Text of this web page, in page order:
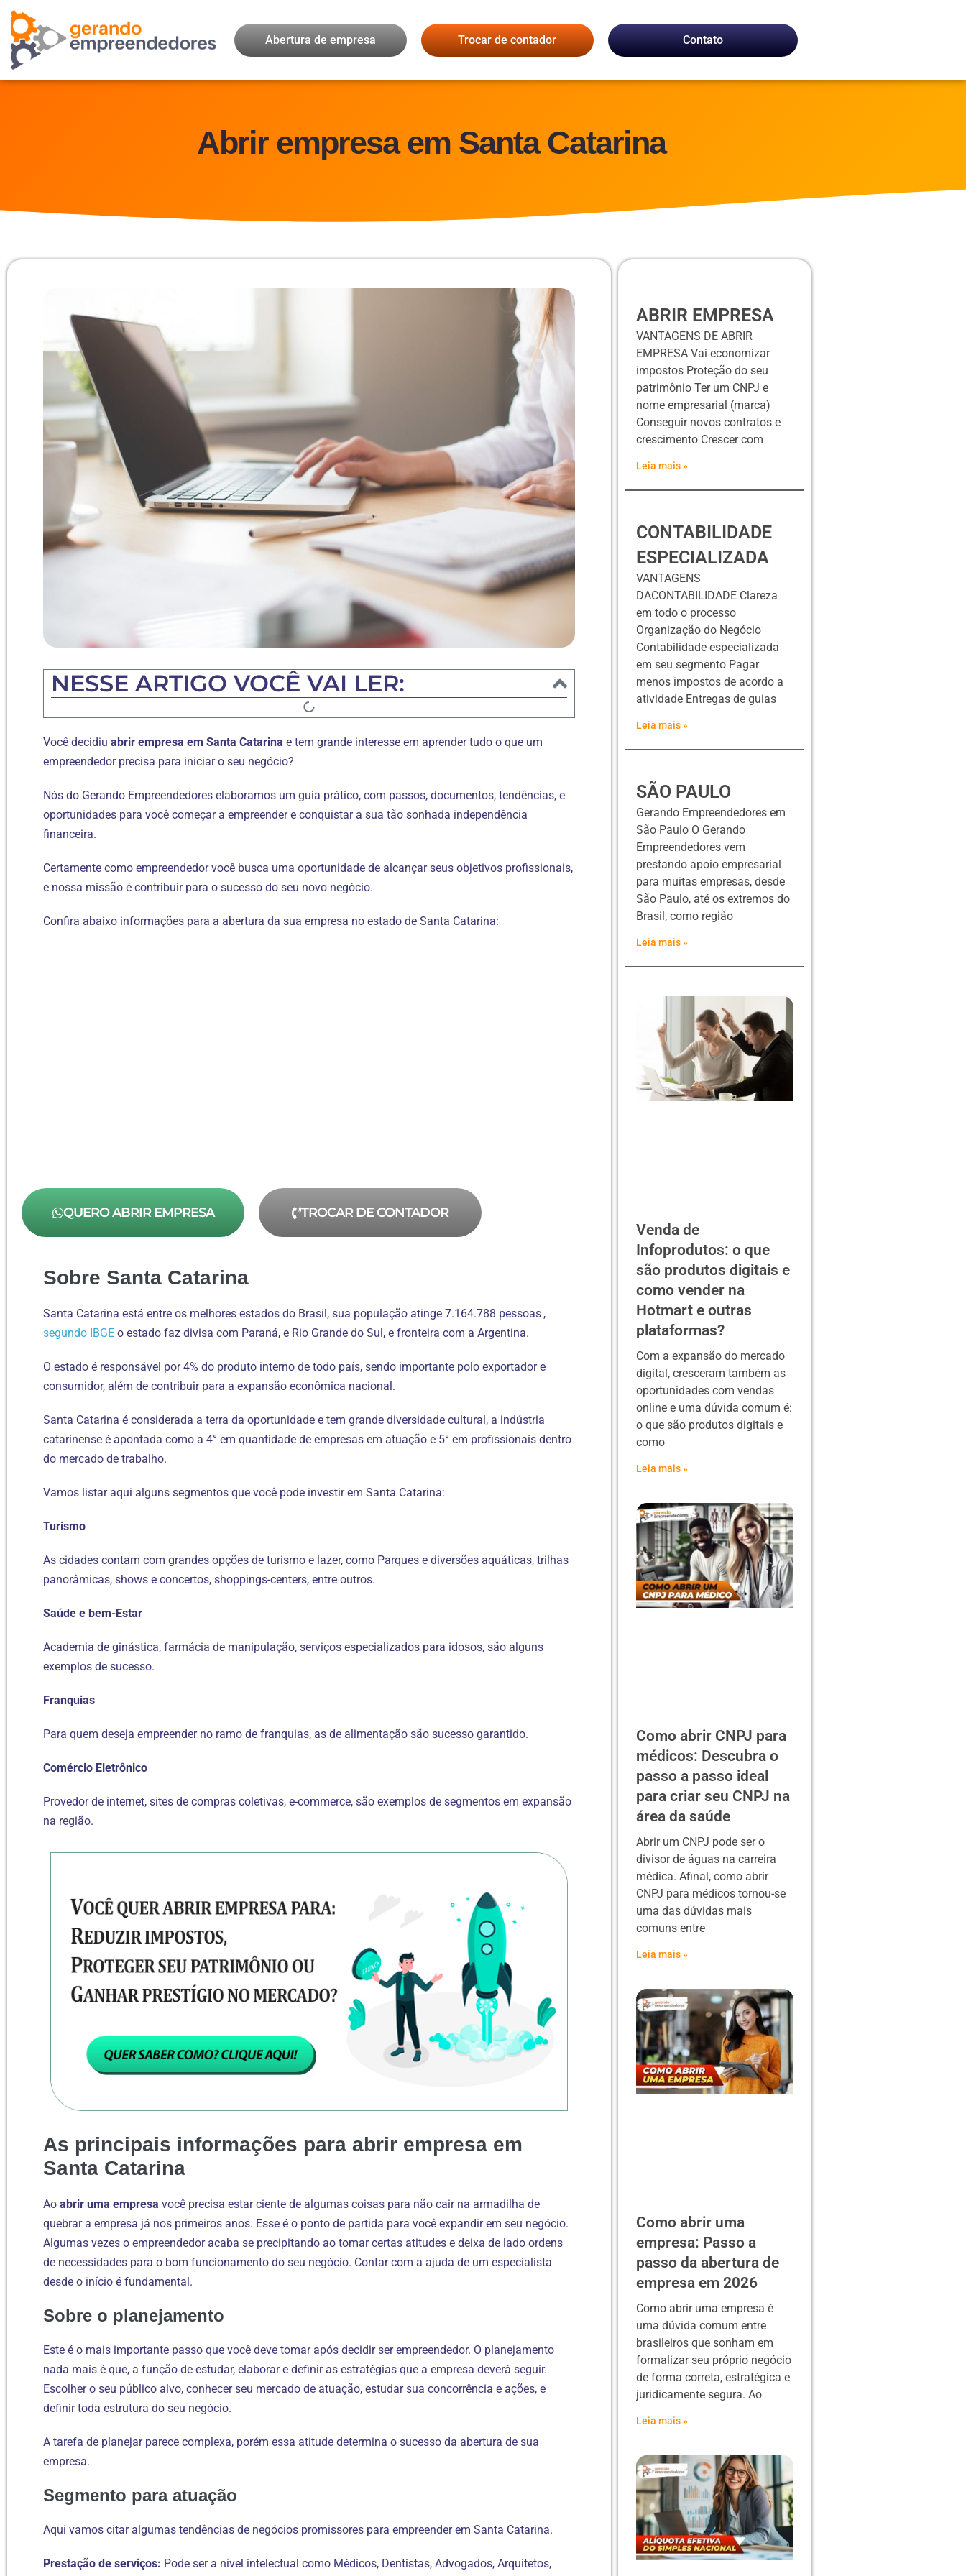
Abertura de empresa Trocar de contador Contato
Abrir empresa em Santa Catarina
NESSE ARTIGO VOCÊ VAI LER:
Você decidiu abrir empresa em Santa Catarina e tem grande interesse em aprender tudo o que um
empreendedor precisa para iniciar o seu negócio?
Nós do Gerando Empreendedores elaboramos um guia prático, com passos, documentos, tendências, e
oportunidades para você começar a empreender e conquistar a sua tão sonhada independência
financeira.
Certamente como empreendedor você busca uma oportunidade de alcançar seus objetivos profissionais,
e nossa missão é contribuir para o sucesso do seu novo negócio.
Confira abaixo informações para a abertura da sua empresa no estado de Santa Catarina:
QUERO ABRIR EMPRESA TROCAR DE CONTADOR
Sobre Santa Catarina
Santa Catarina está entre os melhores estados do Brasil, sua população atinge 7.164.788 pessoas ,
segundo IBGE o estado faz divisa com Paraná, e Rio Grande do Sul, e fronteira com a Argentina.
O estado é responsável por 4% do produto interno de todo país, sendo importante polo exportador e
consumidor, além de contribuir para a expansão econômica nacional.
Santa Catarina é considerada a terra da oportunidade e tem grande diversidade cultural, a indústria
catarinense é apontada como a 4° em quantidade de empresas em atuação e 5° em profissionais dentro
do mercado de trabalho.
Vamos listar aqui alguns segmentos que você pode investir em Santa Catarina:
Turismo
As cidades contam com grandes opções de turismo e lazer, como Parques e diversões aquáticas, trilhas
panorâmicas, shows e concertos, shoppings-centers, entre outros.
Saúde e bem-Estar
Academia de ginástica, farmácia de manipulação, serviços especializados para idosos, são alguns
exemplos de sucesso.
Franquias
Para quem deseja empreender no ramo de franquias, as de alimentação são sucesso garantido.
Comércio Eletrônico
Provedor de internet, sites de compras coletivas, e-commerce, são exemplos de segmentos em expansão
na região.
As principais informações para abrir empresa em
Santa Catarina
Ao abrir uma empresa você precisa estar ciente de algumas coisas para não cair na armadilha de
quebrar a empresa já nos primeiros anos. Esse é o ponto de partida para você expandir em seu negócio.
Algumas vezes o empreendedor acaba se precipitando ao tomar certas atitudes e deixa de lado ordens
de necessidades para o bom funcionamento do seu negócio. Contar com a ajuda de um especialista
desde o início é fundamental.
Sobre o planejamento
Este é o mais importante passo que você deve tomar após decidir ser empreendedor. O planejamento
nada mais é que, a função de estudar, elaborar e definir as estratégias que a empresa deverá seguir.
Escolher o seu público alvo, conhecer seu mercado de atuação, estudar sua concorrência e ações, e
definir toda estrutura do seu negócio.
A tarefa de planejar parece complexa, porém essa atitude determina o sucesso da abertura de sua
empresa.
Segmento para atuação
Aqui vamos citar algumas tendências de negócios promissores para empreender em Santa Catarina.
Prestação de serviços: Pode ser a nível intelectual como Médicos, Dentistas, Advogados, Arquitetos,
ABRIR EMPRESA
VANTAGENS DE ABRIR
EMPRESA Vai economizar
impostos Proteção do seu
patrimônio Ter um CNPJ e
nome empresarial (marca)
Conseguir novos contratos e
crescimento Crescer com
Leia mais »
CONTABILIDADE
ESPECIALIZADA
VANTAGENS
DACONTABILIDADE Clareza
em todo o processo
Organização do Negócio
Contabilidade especializada
em seu segmento Pagar
menos impostos de acordo a
atividade Entregas de guias
Leia mais »
SÃO PAULO
Gerando Empreendedores em
São Paulo O Gerando
Empreendedores vem
prestando apoio empresarial
para muitas empresas, desde
São Paulo, até os extremos do
Brasil, como região
Leia mais »
Venda de
Infoprodutos: o que
são produtos digitais e
como vender na
Hotmart e outras
plataformas?
Com a expansão do mercado
digital, cresceram também as
oportunidades com vendas
online e uma dúvida comum é:
o que são produtos digitais e
como
Leia mais »
Como abrir CNPJ para
médicos: Descubra o
passo a passo ideal
para criar seu CNPJ na
área da saúde
Abrir um CNPJ pode ser o
divisor de águas na carreira
médica. Afinal, como abrir
CNPJ para médicos tornou-se
uma das dúvidas mais
comuns entre
Leia mais »
Como abrir uma
empresa: Passo a
passo da abertura de
empresa em 2026
Como abrir uma empresa é
uma dúvida comum entre
brasileiros que sonham em
formalizar seu próprio negócio
de forma correta, estratégica e
juridicamente segura. Ao
Leia mais »